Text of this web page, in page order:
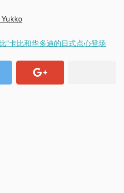
”卡比和华多迪的日式点心登场